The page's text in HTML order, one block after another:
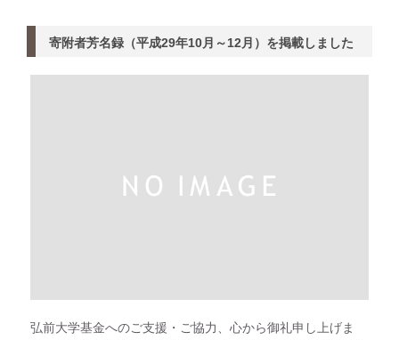
寄附者芳名録（平成29年10月～12月）を掲載しました
弘前大学基金へのご支援・ご協力、心から御礼申し上げま